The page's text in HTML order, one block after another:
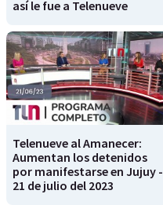
así le fue a Telenueve
Telenueve al Amanecer:
Aumentan los detenidos
por manifestarse en Jujuy -
21 de julio del 2023